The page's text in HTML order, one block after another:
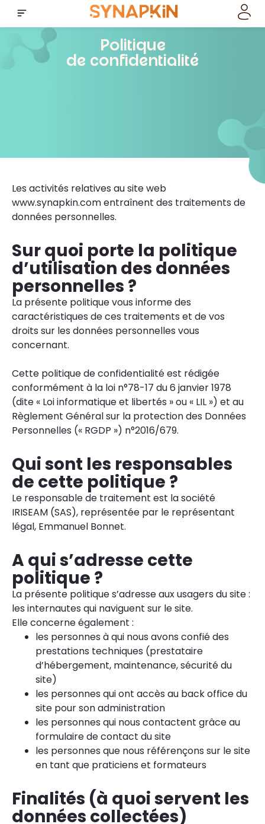
Politique
de confidentialité
Les activités relatives au site web
www.synapkin.com entraînent des traitements de
données personnelles.
Sur quoi porte la politique
d’utilisation des données
personnelles ?
La présente politique vous informe des
caractéristiques de ces traitements et de vos
droits sur les données personnelles vous
concernant.
Cette politique de confidentialité est rédigée
conformément à la loi n°78-17 du 6 janvier 1978
(dite « Loi informatique et libertés » ou « LIL ») et au
Règlement Général sur la protection des Données
Personnelles (« RGDP ») n°2016/679.
Qui sont les responsables
de cette politique ?
Le responsable de traitement est la société
IRISEAM (SAS), représentée par le représentant
légal, Emmanuel Bonnet.
A qui s’adresse cette
politique ?
La présente politique s’adresse aux usagers du site :
les internautes qui naviguent sur le site.
Elle concerne également :
les personnes à qui nous avons confié des
prestations techniques (prestataire
d’hébergement, maintenance, sécurité du
site)
les personnes qui ont accès au back office du
site pour son administration
les personnes qui nous contactent grâce au
formulaire de contact du site
les personnes que nous référençons sur le site
en tant que praticiens et formateurs
Finalités (à quoi servent les
données collectées)